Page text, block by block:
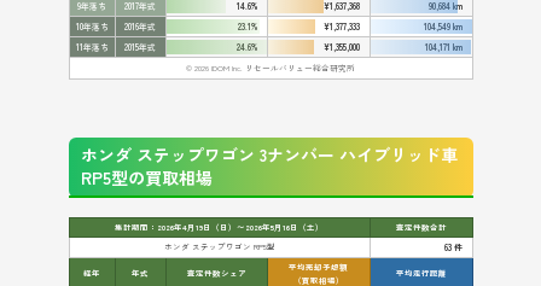
9年落ち
2017年式 14.6% ¥1,637,368
90,684 km
10年落ち
2016年式 23.1% ¥1,377,333
104,549 km
11年落ち
2015年式 24.6% ¥1,355,000
104,171 km
© 2026 IDOM Inc. リセールバリュー総合研究所
ホンダ ステップワゴン 3ナンバー ハイブリッド車
RP5型の買取相場
集計期間：2026年4月19日（日）〜2026年5月16日（土）
査定件数合計
ホンダ ステップワゴン RP5型
63 件
経年 年式 査定件数シェア
平均売却予想額
（買取相場）
平均走行距離